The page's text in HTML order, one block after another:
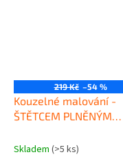
219 Kč –54 %
Kouzelné malování -
ŠTĚTCEM PLNĚNÝM
Skladem (>5 ks)